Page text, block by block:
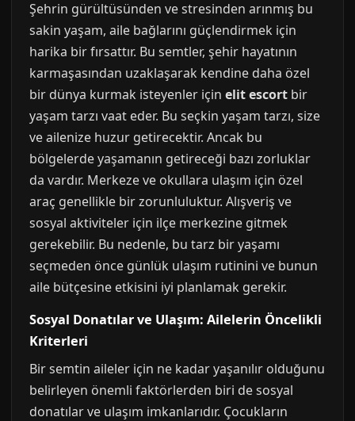
Şehrin gürültüsünden ve stresinden arınmış bu
sakin yaşam, aile bağlarını güçlendirmek için
harika bir fırsattır. Bu semtler, şehir hayatının
karmaşasından uzaklaşarak kendine daha özel
bir dünya kurmak isteyenler için elit escort bir
yaşam tarzı vaat eder. Bu seçkin yaşam tarzı, size
ve ailenize huzur getirecektir. Ancak bu
bölgelerde yaşamanın getireceği bazı zorluklar
da vardır. Merkeze ve okullara ulaşım için özel
araç genellikle bir zorunluluktur. Alışveriş ve
sosyal aktiviteler için ilçe merkezine gitmek
gerekebilir. Bu nedenle, bu tarz bir yaşamı
seçmeden önce günlük ulaşım rutinini ve bunun
aile bütçesine etkisini iyi planlamak gerekir.
Sosyal Donatılar ve Ulaşım: Ailelerin Öncelikli
Kriterleri
Bir semtin aileler için ne kadar yaşanılır olduğunu
belirleyen önemli faktörlerden biri de sosyal
donatılar ve ulaşım imkanlarıdır. Çocukların